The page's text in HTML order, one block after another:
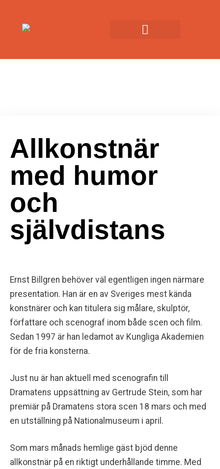
Allkonstnär
med humor
och
självdistans
Ernst Billgren behöver väl egentligen ingen närmare
presentation. Han är en av Sveriges mest kända
konstnärer och kan titulera sig målare, skulptör,
författare och scenograf inom både scen och film.
Sedan 1997 är han ledamot av Kungliga Akademien
för de fria konsterna.
Just nu är han aktuell med scenografin till
Dramatens uppsättning av Gertrude Stein, som har
premiär på Dramatens stora scen 18 mars och med
en utställning på Nationalmuseum i april.
Som mars månads hemlige gäst bjöd denne
allkonstnär på en riktigt underhållande timme. Med